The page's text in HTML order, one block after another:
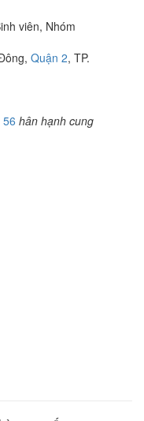
viên, Nhóm
Quận 2, TP.
hân hạnh cung